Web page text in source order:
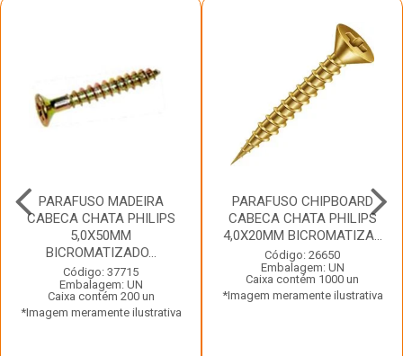
PARAFUSO MADEIRA
CABECA CHATA PHILIPS
5,0X50MM
BICROMATIZADO...
Código: 37715
Embalagem: UN
Caixa contém 200 un
*Imagem meramente ilustrativa
PARAFUSO CHIPBOARD
CABECA CHATA PHILIPS
4,0X20MM BICROMATIZA...
Código: 26650
Embalagem: UN
Caixa contém 1000 un
*Imagem meramente ilustrativa